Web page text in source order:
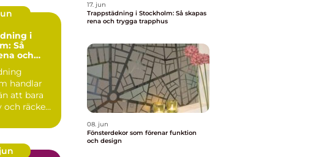
i
Så
och
handlar
att bara
och räcken
17. jun
Trappstädning i Stockholm: Så skapas
rena och trygga trapphus
08. jun
Fönsterdekor som förenar funktion
och design